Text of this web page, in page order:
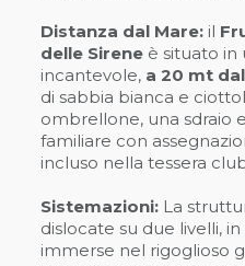
Distanza dal Mare: il
delle Sirene è situato in
incantevole, a 20 mt
di sabbia bianca e
ombrellone, una sdraio
familiare con
incluso nella tessera
Sistemazioni: La
dislocate su due livelli,
immerse nel rigoglioso